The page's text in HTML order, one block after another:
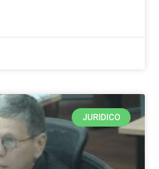
JURIDICO